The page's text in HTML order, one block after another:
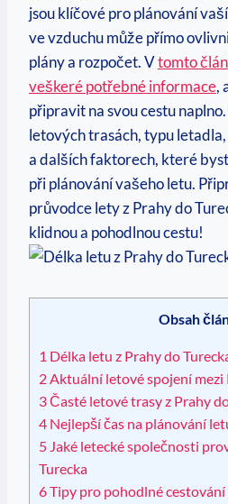
jsou klíčové pro plánování
ve vzduchu může přímo
plány a rozpočet. Vtomto
veškeré potřebné informace,
připravit na svou cestu
letových trasách, typu
a dalších faktorech, které
při plánování vašeho letu.
průvodce lety z Prahy do
klidnou a pohodlnou cestu!
Obsah
1 Délka letu z Prahy do
2Aktuální letové spojení mezi
3Časté letové trasy z Prahy
4 Nejlepší čas na plánování
5 Jaké letecké společnosti
Turecka
6Tipy pro pohodlné cestování